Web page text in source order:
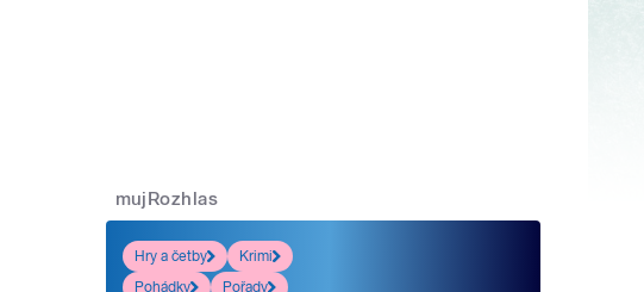
mujRozhlas
Hry a četby
Krimi
Pohádky
Pořady